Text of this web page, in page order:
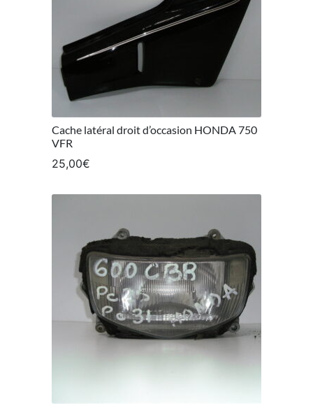
Cache latéral droit d’occasion HONDA 750
VFR
25,00€